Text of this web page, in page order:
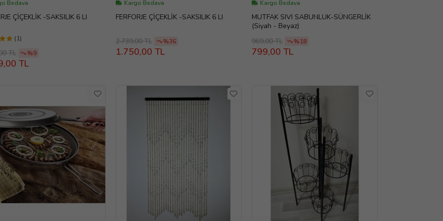
Bedava
ÇİÇEKLİK -SAKSILIK 6 LI
(1)
TL %9
TL
Kargo Bedava
FERFORJE ÇİÇEKLİK -SAKSILIK 6 LI
2.739,00 TL %36
1.750,00 TL
Kargo Bedava
MUTFAK SIVI SABUNLUK-SÜNGERLİK
(Siyah - Beyaz)
969,00 TL
%18
799,00 TL